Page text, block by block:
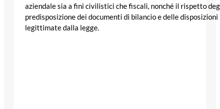
aziendale sia a fini civilistici che fiscali, nonché il rispetto
predisposizione dei documenti di bilancio e delle
legittimate dalla legge.